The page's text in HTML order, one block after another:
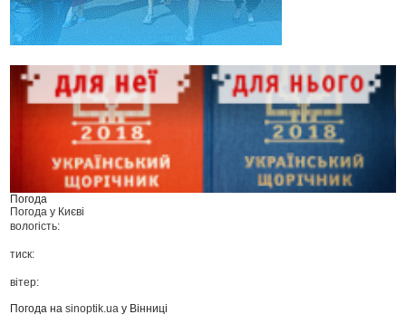
Погода
Погода у Києві
вологість:
тиск:
вітер:
Погода наsinoptik.ua у Вінниці